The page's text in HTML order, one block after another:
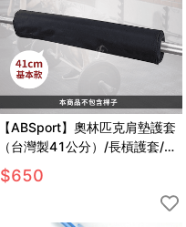
【ABSport】奧林匹克肩墊護套
（台灣製41公分）/長槓護套/槓
鈴墊/保護套/重訓用品
$650